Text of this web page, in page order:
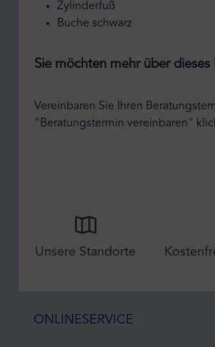
Zylinderfuß
Buche schwarz
Sie möchten mehr über
Vereinbaren Sie Ihren
"Beratungstermin vereinbaren"
Unsere Standorte
ONLINESERVICE